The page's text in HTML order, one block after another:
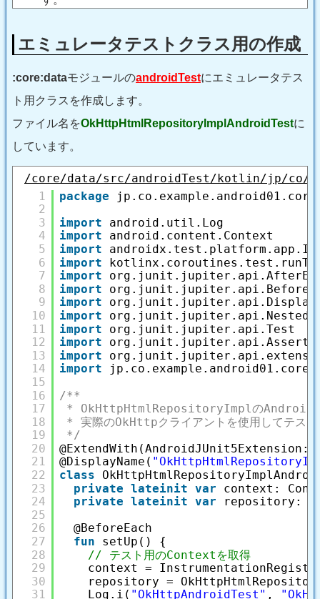
エミュレータテストクラス用の作成
:core:dataモジュールのandroidTestにエミュレータテス
ト用クラスを作成します。
ファイル名をOkHttpHtmlRepositoryImplAndroidTestに
しています。
/core/data/src/androidTest/kotlin/jp/co/
1
2
3
4
5
6
7
8
9
10
11
12
13
14
15
16
17
18
19
20
21
22
23
24
25
26
27
28
29
30
31
package
import
android.util.Log
import
android.content.Context
import
import
import
import
import
import
org.junit.jupiter.api.Nested
import
org.junit.jupiter.api.Test
import
import
import
jp.co.example.android01.core.
/**
* OkHttpHtmlRepositoryImplの
* 実際のOkHttpクライアントを使用してテスト
*/
@ExtendWith(AndroidJUnit5Extension::
@DisplayName(
class
private lateinit var
context:
private lateinit var
repository:
@BeforeEach
fun
setUp() {
// テスト用のContextを取得
context =
repository =
Log.i( "OkHttpAndroidTest" ,